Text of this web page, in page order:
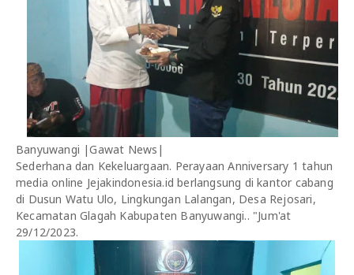
Banyuwangi |Gawat News|
Sederhana dan Kekeluargaan. Perayaan Anniversary 1 tahun
media online Jejakindonesia.id berlangsung di kantor cabang
di Dusun Watu Ulo, Lingkungan Lalangan, Desa Rejosari,
Kecamatan Glagah Kabupaten Banyuwangi.. "Jum'at
29/12/2023.